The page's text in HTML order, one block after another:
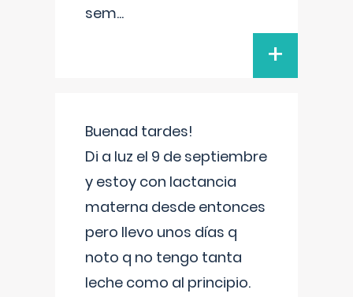
sem...
+
Buenad tardes!
Di a luz el 9 de septiembre
y estoy con lactancia
materna desde entonces
pero llevo unos días q
noto q no tengo tanta
leche como al principio.